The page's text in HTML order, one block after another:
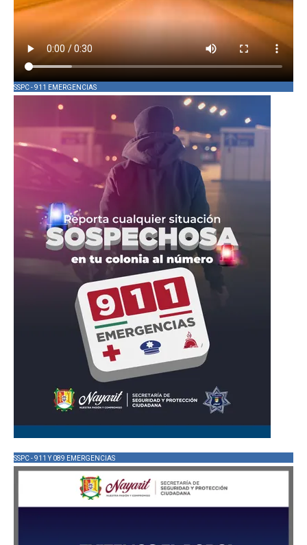
SSPC - 911 EMERGENCIAS
SSPC - 911 Y 089 EMERGENCIAS